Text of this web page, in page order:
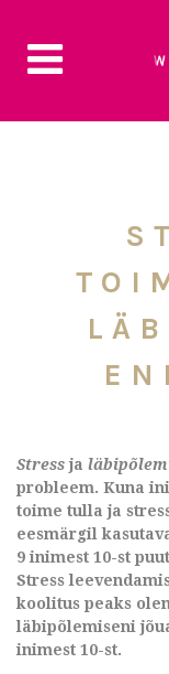
Stress ja
probleem. Kuna
toime tulla ja
eesmärgil
9 inimest 10-st
Stress
koolitus peaks
läbipõlemiseni
inimest 10-st.